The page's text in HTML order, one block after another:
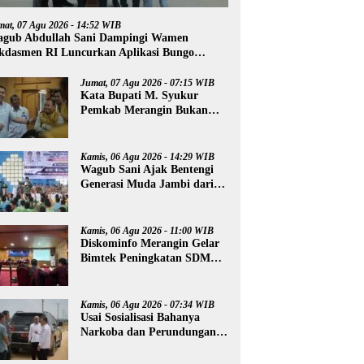
07 Agu 2026 - 14:52 WIB
Abdullah Sani Dampingi Wamen
RI Luncurkan Aplikasi Bungo
Jumat, 07 Agu 2026 - 07:15 WIB
Kata Bupati M. Syukur
Pemkab Merangin Bukan
Kamis, 06 Agu 2026 - 14:29 WIB
Wagub Sani Ajak Bentengi
Generasi Muda Jambi dari
Kamis, 06 Agu 2026 - 11:00 WIB
Diskominfo Merangin Gelar
Bimtek Peningkatan SDM
Kamis, 06 Agu 2026 - 07:34 WIB
Usai Sosialisasi Bahanya
Narkoba dan Perundungan,